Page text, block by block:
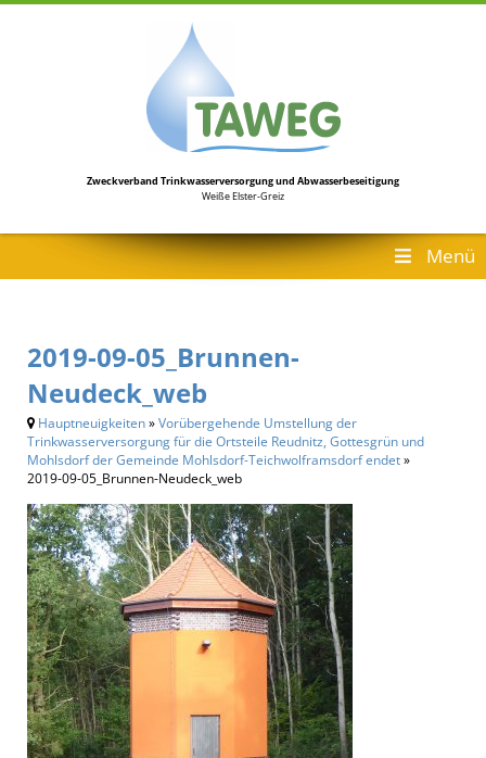
Zweckverband Trinkwasserversorgungund Abwasserbeseitigung
Weiße Elster-Greiz
Menü
2019-09-05_Brunnen-
Neudeck_web
Hauptneuigkeiten»Vorübergehende Umstellung der
Trinkwasserversorgung für die Ortsteile Reudnitz, Gottesgrün und
Mohlsdorf der Gemeinde Mohlsdorf-Teichwolframsdorf endet»
2019-09-05_Brunnen-Neudeck_web